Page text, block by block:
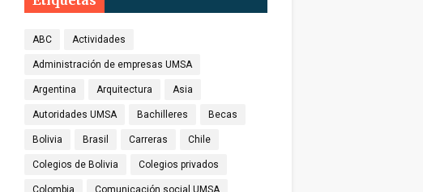
ABC Actividades
Administración de empresas UMSA
Argentina Arquitectura Asia
Autoridades UMSA Bachilleres Becas
Bolivia Brasil Carreras Chile
Colegios de Bolivia Colegios privados
Colombia Comunicación social UMSA